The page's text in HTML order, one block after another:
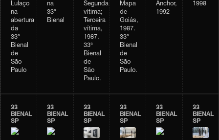
Lulaço
na
abertura
da
33ª
Bienal
de
São
Paulo
na
33ª
Bienal
Segunda
vítima;
Terceira
vítima,
1987.
33ª
Bienal
de
São
Paulo.
Mapa
de
Goiás,
1987.
33ª
Bienal
de
São
Paulo.
Anchor,
1992
1998
33
BIENAL
SP
33
BIENAL
SP
33
BIENAL
SP
33
BIENAL
SP
33
BIENAL
SP
33
BIENAL
SP